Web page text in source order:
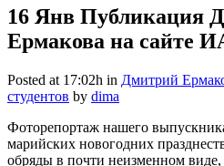
16 Янв Публикация
Ермакова на сайте
Posted at 17:02h in Дмитрий
студентов by dima
Фоторепортаж нашего
марийских новогодних
обряды в почти неизменном